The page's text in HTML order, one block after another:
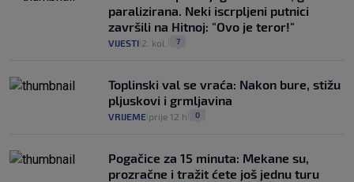
paralizirana. Neki iscrpljeni putnici
završili na Hitnoj: "Ovo je teror!"
VIJESTI 2. kol. 7
Toplinski val se vraća: Nakon bure, stižu
pljuskovi i grmljavina
VRIJEME prije 12 h 0
Pogačice za 15 minuta: Mekane su,
prozračne i tražit ćete još jednu turu